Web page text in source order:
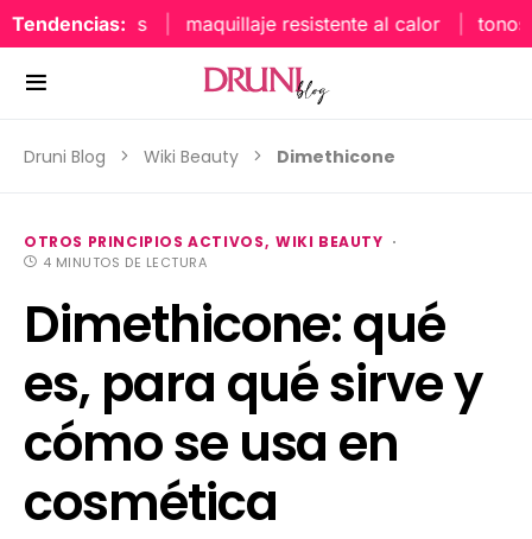
Tendencias:
labios maquillaje resistente al calor tonos
Druni Blog Wiki Beauty Dimethicone
OTROS PRINCIPIOS ACTIVOS WIKI BEAUTY
4 MINUTOS DE LECTURA
Dimethicone: qué
es, para qué sirve y
cómo se usa en
cosmética